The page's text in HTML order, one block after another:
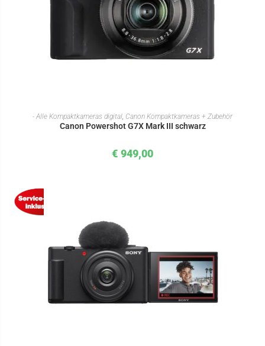
IN DEN WARENKORB
- Alle Kompaktkameras digital Canon Kompaktkameras + Zubehör
Canon Powershot G7X Mark III schwarz
€ 949,00